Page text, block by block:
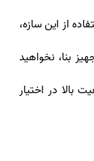
از این سازه،
بنا، نخواهید
بالا در اختیار